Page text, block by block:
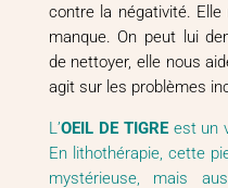
contre la négativité.
manque. On peut lui
de nettoyer, elle nous
agit sur les problèmes
L’OEIL DE TIGREest un
En lithothérapie, cette
mystérieuse, mais